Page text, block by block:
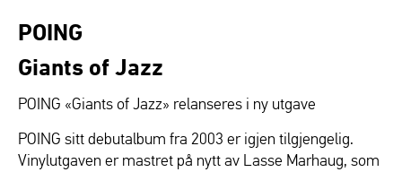
POING
Giants of Jazz
POING «Giants of Jazz» relanseres i ny utgave
POING sitt debutalbum fra 2003 er igjen tilgjengelig.
Vinylutgaven er mastret på nytt av Lasse Marhaug, som